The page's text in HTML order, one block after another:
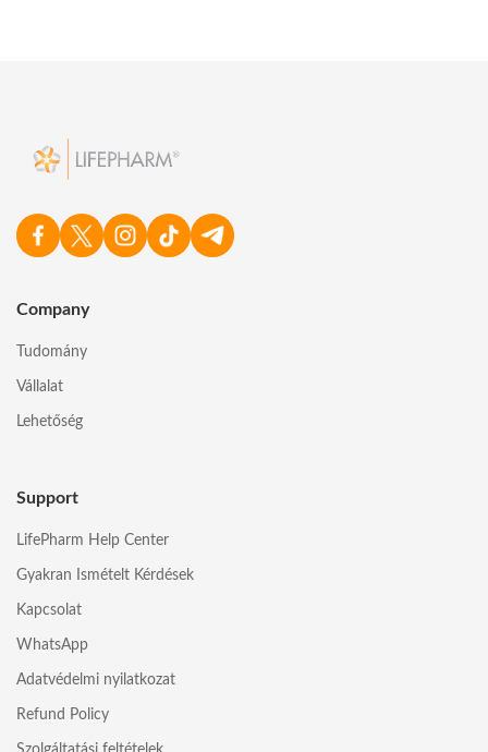
Company
Tudomány
Vállalat
Lehetőség
Support
LifePharm Help Center
Gyakran Ismételt Kérdések
Kapcsolat
WhatsApp
Adatvédelmi nyilatkozat
Refund Policy